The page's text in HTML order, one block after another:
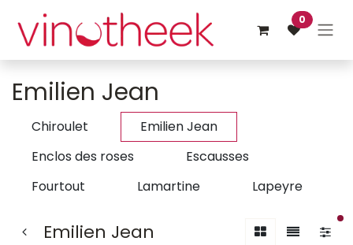
Overslaan naar inhoud
0
Emilien Jean
Chiroulet
Emilien Jean
Enclos des roses
Escausses
Fourtout
Lamartine Lapeyre
Emilien Jean